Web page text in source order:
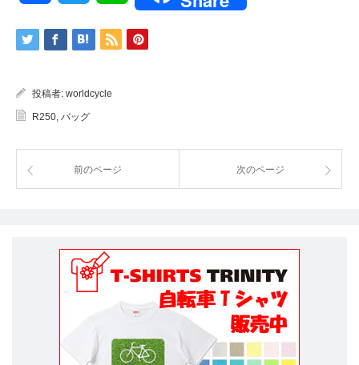
投稿者: worldcycle
R250, バッグ
前のページ 次のページ